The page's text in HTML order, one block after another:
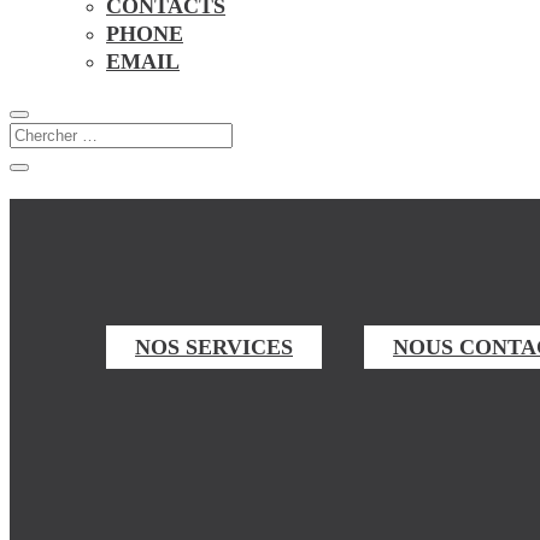
CONTACTS
PHONE
EMAIL
NOS SERVICES NOUS